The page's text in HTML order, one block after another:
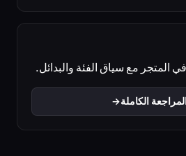
في المتجر مع سياق الفئة والبدائل.
الكاملة→